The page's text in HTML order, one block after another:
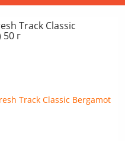
Track Classic
г